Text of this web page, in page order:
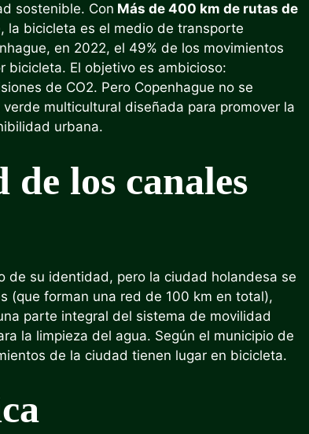
sostenible. Con Más de 400 km de rutas de
la bicicleta es el medio de transporte
en 2022, el 49% de los movimientos
bicicleta. El objetivo es ambicioso:
de CO2. Pero Copenhague no se
verde multicultural diseñada para promover la
urbana.
los canales
de su identidad, pero la ciudad holandesa se
(que forman una red de 100 km en total),
parte integral del sistema de movilidad
la limpieza del agua. Según el municipio de
de la ciudad tienen lugar en bicicleta.